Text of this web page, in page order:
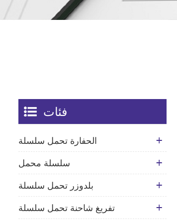
فئات
الحفارة تحمل سلسلة
سلسلة محمل
بلدوزر تحمل سلسلة
تفريغ شاحنة تحمل سلسلة